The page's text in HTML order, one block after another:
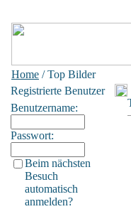
Home / Top Bilder
Registrierte Benutzer
Benutzername:
Passwort:
Beim nächsten
Besuch
automatisch
anmelden?